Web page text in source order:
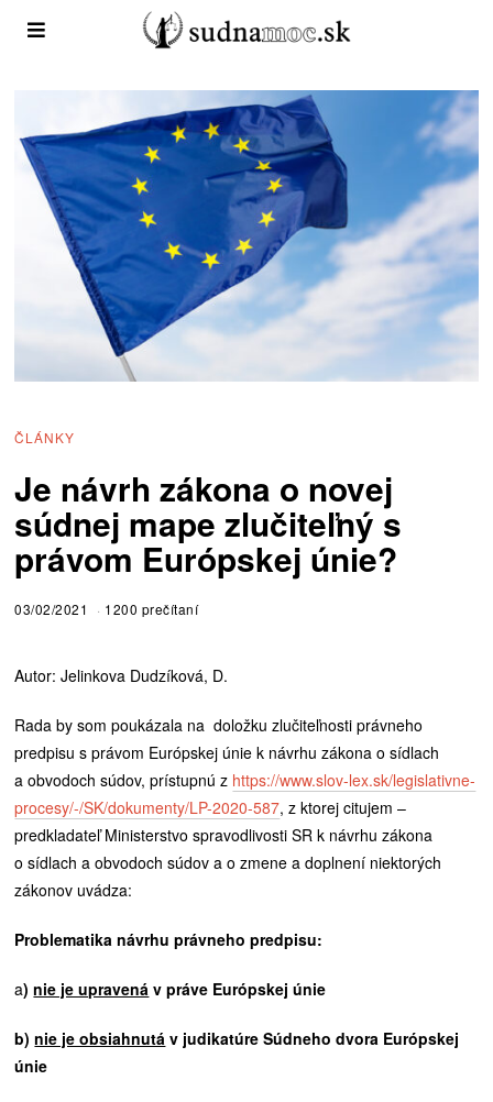
ČLÁNKY
Je návrh zákona o novej
súdnej mape zlučiteľný s
právom Európskej únie?
03/02/2021 1200 prečítaní
Autor: Jelinkova Dudzíková, D.
Rada by som poukázala na doložku zlučiteľnosti právneho
predpisu s právom Európskej únie k návrhu zákona o sídlach
a obvodoch súdov, prístupnú z https://www.slov-lex.sk/legislativne-
procesy/-/SK/dokumenty/LP-2020-587, z ktorej citujem –
predkladateľ Ministerstvo spravodlivosti SR k návrhu zákona
o sídlach a obvodoch súdov a o zmene a doplnení niektorých
zákonov uvádza:
Problematika návrhu právneho predpisu:
a)nie je upravená v práve Európskej únie
b)nie je obsiahnutá v judikatúre Súdneho dvora Európskej
únie